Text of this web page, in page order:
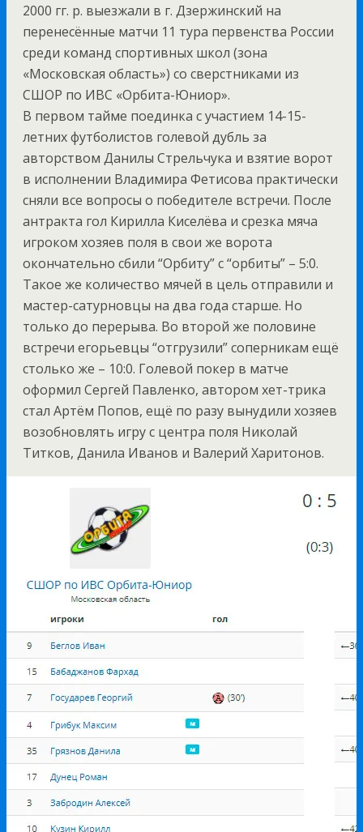
2000 гг. р. выезжали в г. Дзержинский на
перенесённые матчи 11 тура первенства России
среди команд спортивных школ (зона
«Московская область») со сверстниками из
СШОР по ИВС «Орбита-Юниор».
В первом тайме поединка с участием 14-15-
летних футболистов голевой дубль за
авторством Данилы Стрельчука и взятие ворот
в исполнении Владимира Фетисова практически
сняли все вопросы о победителе встречи. После
антракта гол Кирилла Киселёва и срезка мяча
игроком хозяев поля в свои же ворота
окончательно сбили “Орбиту” с “орбиты” – 5:0.
Такое же количество мячей в цель отправили и
мастер-сатурновцы на два года старше. Но
только до перерыва. Во второй же половине
встречи егорьевцы “отгрузили” соперникам ещё
столько же – 10:0. Голевой покер в матче
оформил Сергей Павленко, автором хет-трика
стал Артём Попов, ещё по разу вынудили хозяев
возобновлять игру с центра поля Николай
Титков, Данила Иванов и Валерий Харитонов.